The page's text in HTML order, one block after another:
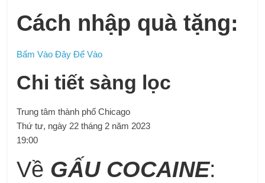
Cách nhập quà tặng:
Bấm Vào Đây Để Vào
Chi tiết sàng lọc
Trung tâm thành phố Chicago
Thứ tư, ngày 22 tháng 2 năm 2023
19:00
Về GẤU COCAINE: